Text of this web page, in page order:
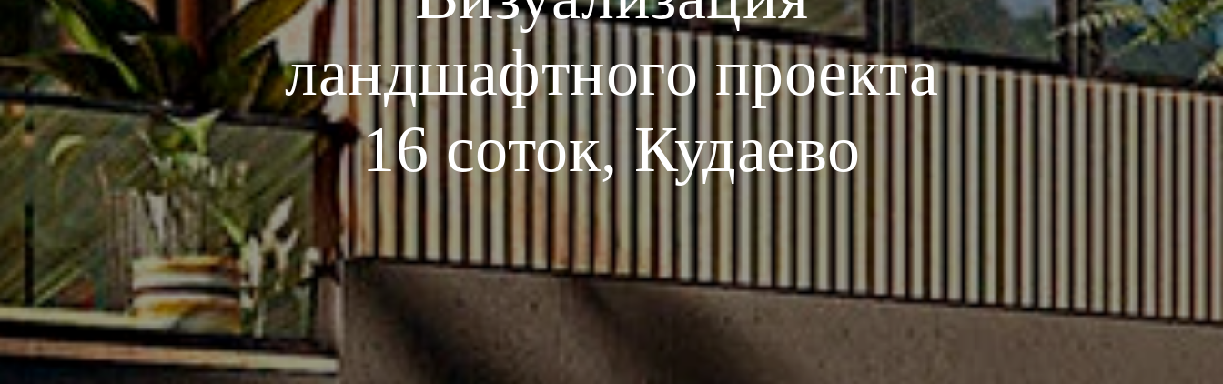
ландшафтного проекта
16 соток, Кудаево